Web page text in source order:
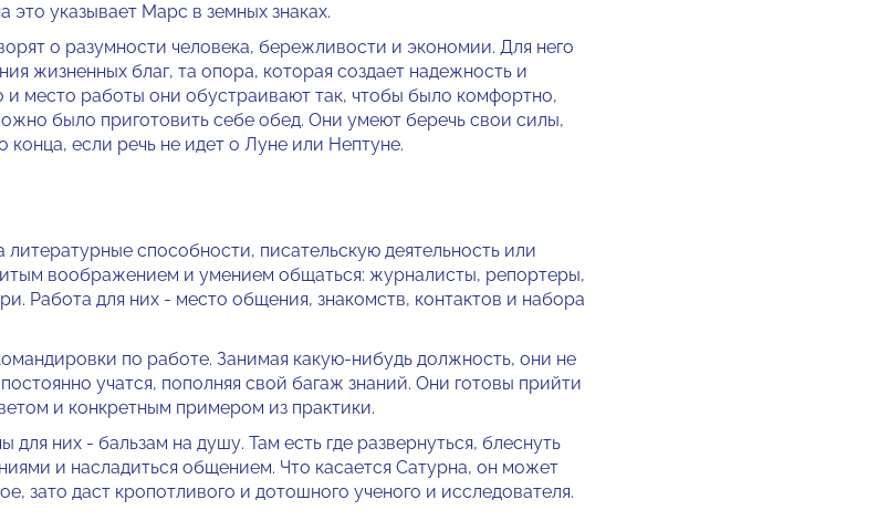
указывает Марс в зем­ных знаках.
о разумности человека, бе­режливости и экономии. Для него
жизненных благ, та опора, которая создает надежность и
и место рабо­ты они обустраивают так, чтобы бы­ло комфортно,
было пригото­вить себе обед. Они умеют беречь свои силы,
конца, если речь не идет о Луне или Нептуне.
литературные способности, писа­тельскую деятельность или
вооб­ражением и умением общаться: журналисты, репортеры,
Работа для них - место общения, знакомств, контактов и набора
по работе. Занимая ка­кую-нибудь должность, они не
учатся, пополняя свой багаж знаний. Они готовы прийти
и конкретным примером из практики.
них - бальзам на душу. Там есть где развернуться, блеснуть
и на­сладиться общением. Что касается Сатурна, он может
зато даст кро­потливого и дотошного ученого и ис­следователя.